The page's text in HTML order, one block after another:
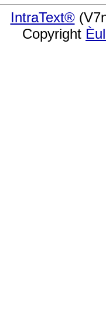
IntraText®
Copyright